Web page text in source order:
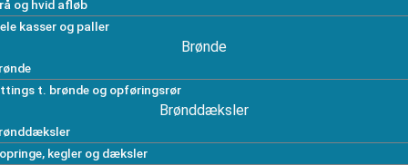
og hvid afløb
kasser og paller
Brønde
t. brønde og opføringsrør
Brønddæksler
kegler og dæksler